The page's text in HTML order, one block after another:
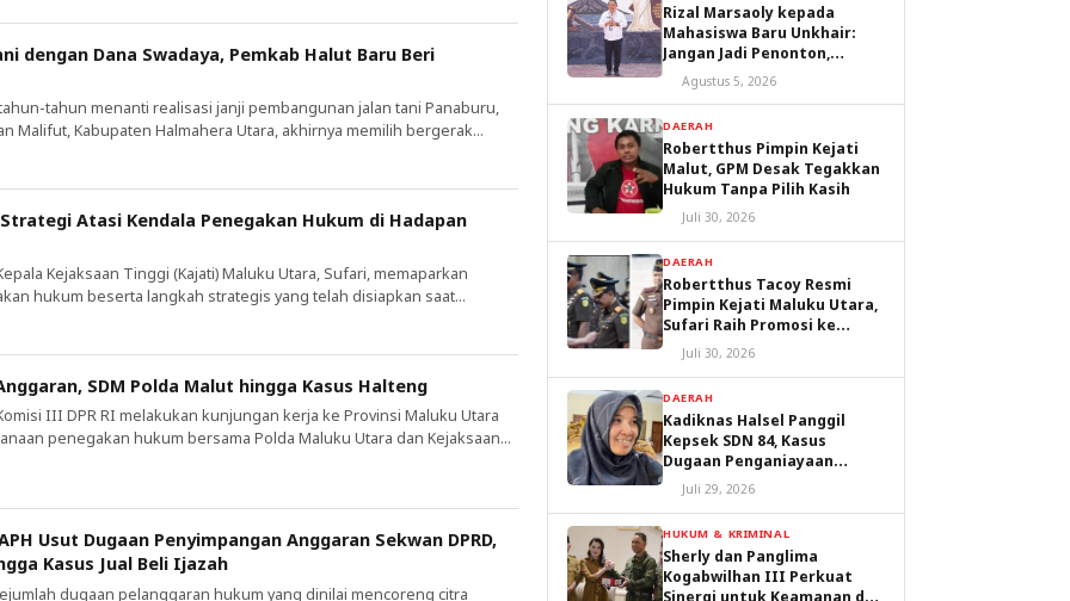
dengan Dana Swadaya, Pemkab Halut Baru Beri
tahun menanti realisasi janji pembangunan jalan tani Panaburu,
Malifut, Kabupaten Halmahera Utara, akhirnya memilih bergerak
dari pemerintah, masyarakat Desa Tomabaru, Desa Sosol, dan
Atasi Kendala Penegakan Hukum di Hadapan
Kejaksaan Tinggi (Kajati) Maluku Utara, Sufari, memaparkan
hukum beserta langkah strategis yang telah disiapkan saat
III DPR RI di Ternate, Kamis (23/7/2026). Pertemuan yang
SDM Polda Malut hingga Kasus Halteng
III DPR RI melakukan kunjungan kerja ke Provinsi Maluku Utara
penegakan hukum bersama Polda Maluku Utara dan Kejaksaan
Pertemuan yang berlangsung di Hotel Bela, Ternate, Kamis (23/7/2026),
penanganan kasus […]
Usut Dugaan Penyimpangan Anggaran Sekwan DPRD,
Kasus Jual Beli Ijazah
dugaan pelanggaran hukum yang dinilai mencoreng citra
Rizal Marsaoly kepada
Mahasiswa Baru Unkhair:
Jangan Jadi Penonton,
Jadilah Penggerak Masa
Depan Ternate dan Maluku
Agustus 5, 2026
DAERAH
Robertthus Pimpin Kejati
Malut, GPM Desak Tegakkan
Hukum Tanpa Pilih Kasih
Juli 30, 2026
DAERAH
Robertthus Tacoy Resmi
Pimpin Kejati Maluku Utara,
Sufari Raih Promosi ke
Kejaksaan Agung
Juli 30, 2026
DAERAH
Kadiknas Halsel Panggil
Kepsek SDN 84, Kasus
Dugaan Penganiayaan
Diproses
Juli 29, 2026
HUKUM & KRIMINAL
Sherly dan Panglima
Kogabwilhan III Perkuat